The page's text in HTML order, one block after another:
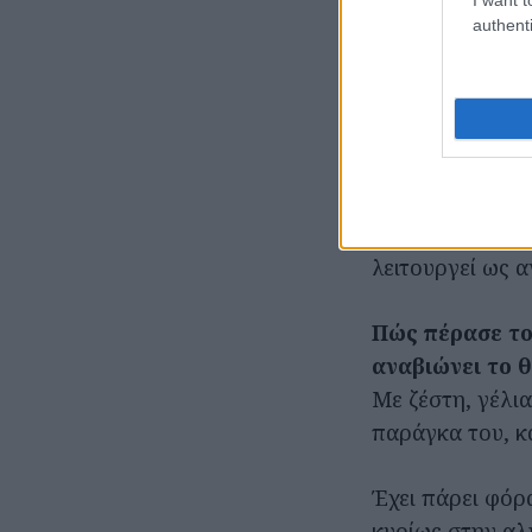
Θα
έρχεται, μέσα
δάσκαλος»
χιούμορ που
λειτουργεί ως
Πώς πέρασε το
αναβιώνει το
Με ζέστη,
παράγκα του,
Έχει πάρει